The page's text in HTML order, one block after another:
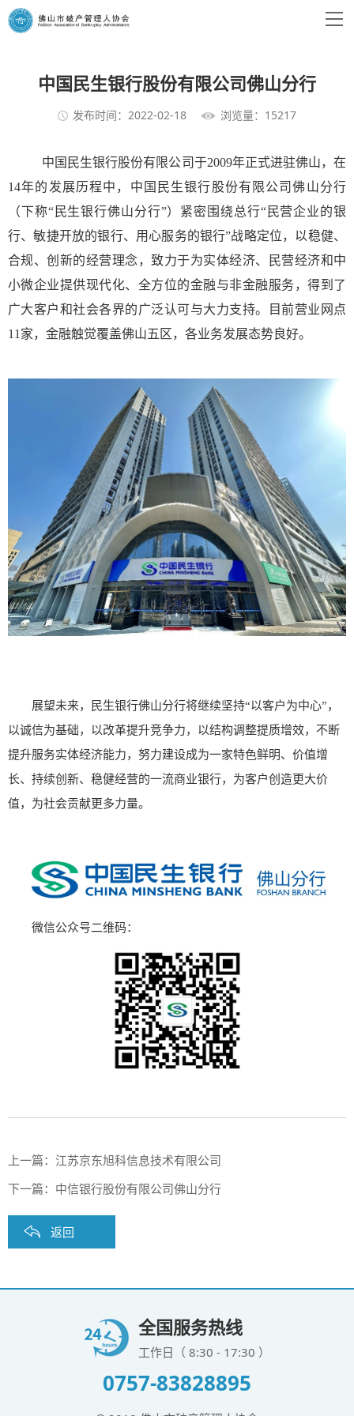
中国民生银行股份有限公司佛山分行
发布时间：2022-02-18 浏览量：15217
中国民生银行股份有限公司于2009年正式进驻佛山，在
14年的发展历程中，中国民生银行股份有限公司佛山分行
（下称“民生银行佛山分行”）紧密围绕总行“民营企业的银
行、敏捷开放的银行、用心服务的银行”战略定位，以稳健、
合规、创新的经营理念，致力于为实体经济、民营经济和中
小微企业提供现代化、全方位的金融与非金融服务，得到了
广大客户和社会各界的广泛认可与大力支持。目前营业网点
11家，金融触觉覆盖佛山五区，各业务发展态势良好。
展望未来， 民生银行佛山分行将继续坚持“以客户为中心”，
以诚信为基础，以改革提升竞争力，以结构调整提质增效，不断
提升服务实体经济能力，努力建设成为一家特色鲜明、价值增
长、持续创新、稳健经营的一流商业银行，为客户创造更大价
值，为社会贡献更多力量。
微信公众号二维码：
上一篇： 江苏京东旭科信息技术有限公司
下一篇： 中信银行股份有限公司佛山分行
返回
全国服务热线
工作日（ 8:30 - 17:30 ）
0757-83828895